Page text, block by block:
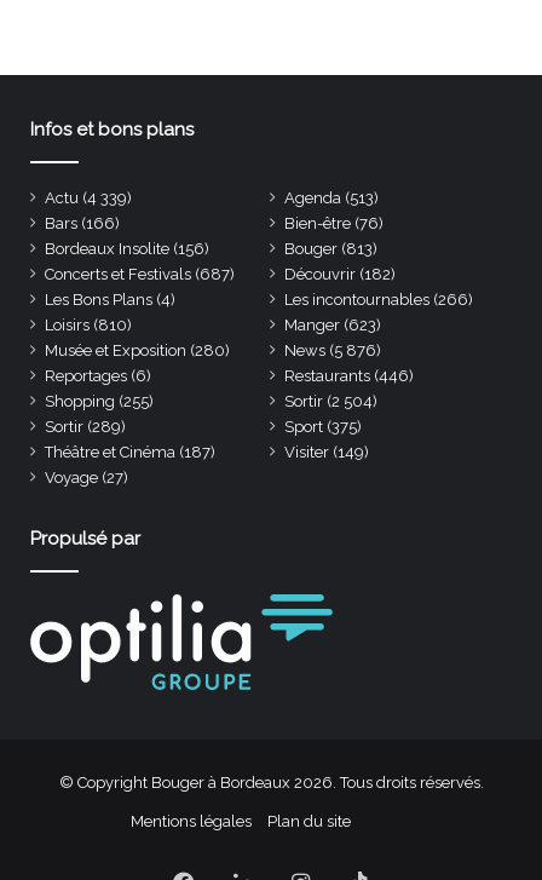
Infos et bons plans
Actu (4 339) Agenda (513)
Bars (166) Bien-être (76)
Bordeaux Insolite (156) Bouger (813)
Concerts et Festivals (687) Découvrir (182)
Les Bons Plans (4) Les incontournables (266)
Loisirs (810) Manger (623)
Musée et Exposition (280) News (5 876)
Reportages (6) Restaurants (446)
Shopping (255) Sortir (2 504)
Sortir (289) Sport (375)
Théâtre et Cinéma (187) Visiter (149)
Voyage (27)
Propulsé par
© Copyright Bouger à Bordeaux 2026. Tous droits réservés.
Mentions légales Plan du site